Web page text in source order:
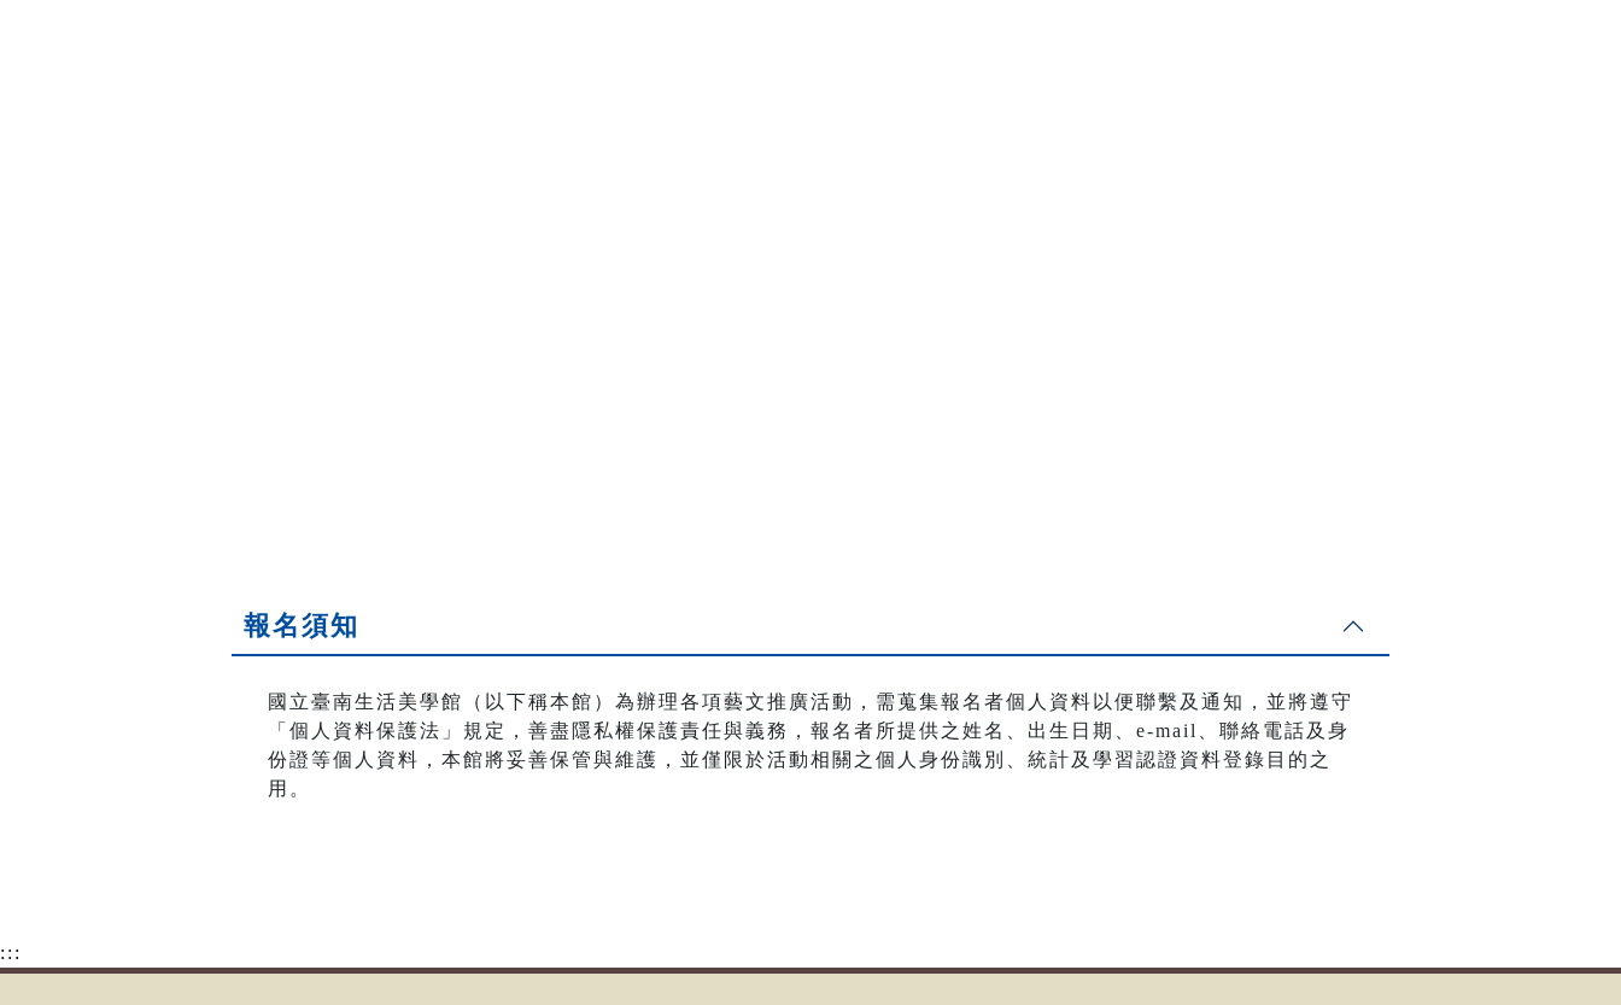
報名須知
國立臺南生活美學館（以下稱本館）為辦理各項藝文推廣活動，需蒐集報名者個人資料以便聯繫及通知，並將遵守
「個人資料保護法」規定，善盡隱私權保護責任與義務，報名者所提供之姓名、出生日期、e-mail、聯絡電話及身
份證等個人資料，本館將妥善保管與維護，並僅限於活動相關之個人身份識別、統計及學習認證資料登錄目的之
用。
:::